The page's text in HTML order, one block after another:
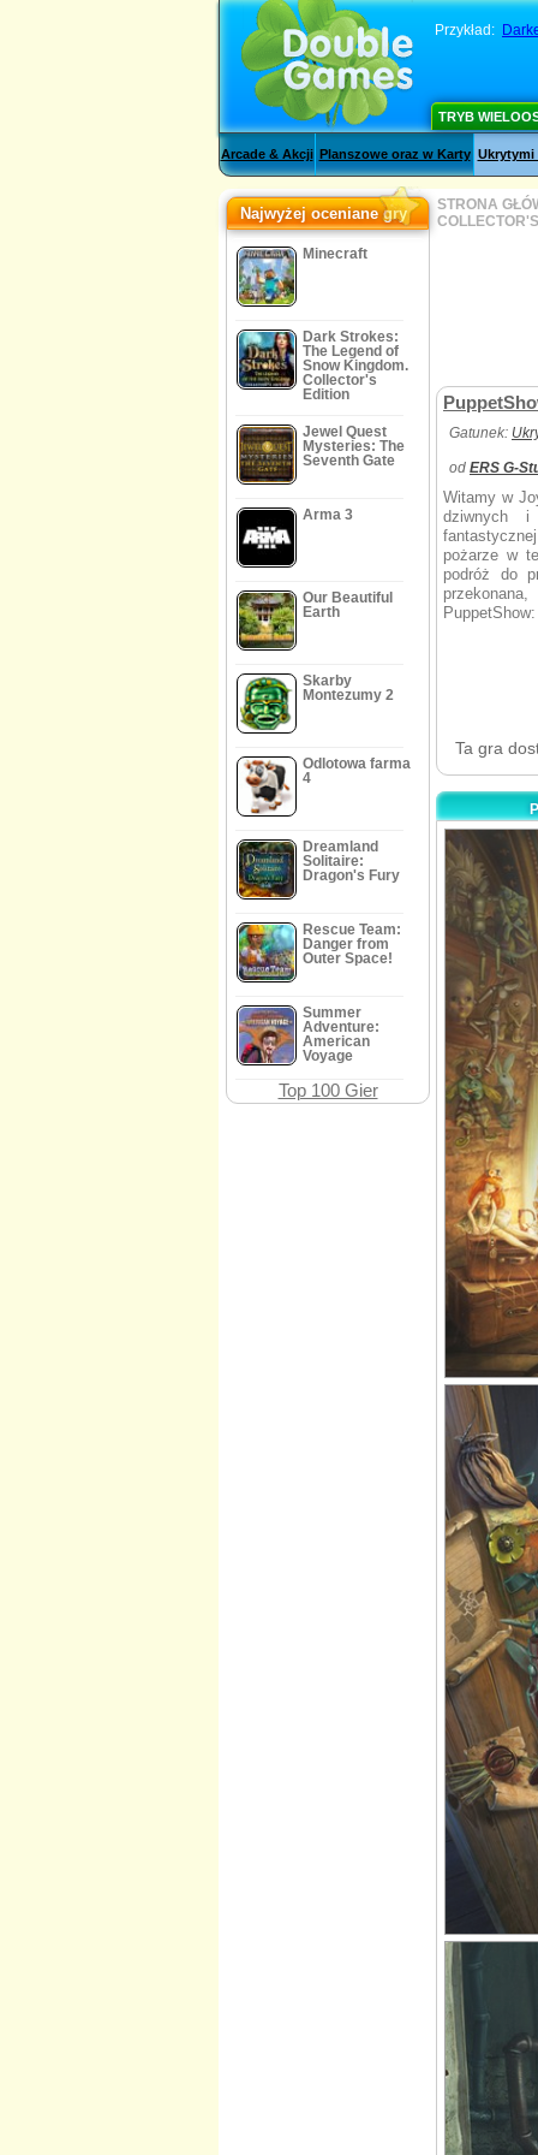
Przykład:
TRYB
Arcade & Akcji Planszowe oraz w Karty Ukrytymi
Najwyżej oceniane gry
Minecraft
Dark Strokes:
The Legend of
Snow Kingdom.
Collector's
Edition
Jewel Quest
Mysteries: The
Seventh Gate
Arma 3
Our Beautiful
Earth
Skarby
Montezumy 2
Odlotowa farma
4
Dreamland
Solitaire:
Dragon's Fury
Rescue Team:
Danger from
Outer Space!
Summer
Adventure:
American
Voyage
Top 100 Gier
STRONA
Gatunek:
od ERS G-
Witamy w
dziwnych i
pożarze w
podróż do
PuppetShow:
Ta gra